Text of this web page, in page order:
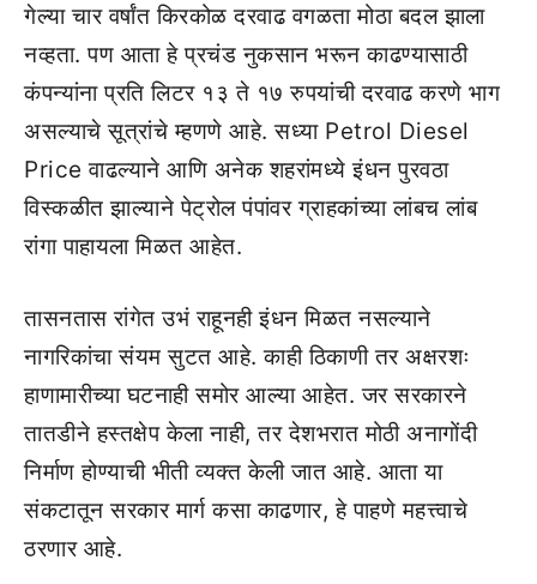
गेल्या चार वर्षांत किरकोळ दरवाढ वगळता मोठा बदल झाला
नव्हता. पण आता हे प्रचंड नुकसान भरून काढण्यासाठी
कंपन्यांना प्रति लिटर १३ ते १७ रुपयांची दरवाढ करणे भाग
असल्याचे सूत्रांचे म्हणणे आहे. सध्या Petrol Diesel
Price वाढल्याने आणि अनेक शहरांमध्ये इंधन पुरवठा
विस्कळीत झाल्याने पेट्रोल पंपांवर ग्राहकांच्या लांबच लांब
रांगा पाहायला मिळत आहेत.
तासनतास रांगेत उभं राहूनही इंधन मिळत नसल्याने
नागरिकांचा संयम सुटत आहे. काही ठिकाणी तर अक्षरशः
हाणामारीच्या घटनाही समोर आल्या आहेत. जर सरकारने
तातडीने हस्तक्षेप केला नाही, तर देशभरात मोठी अनागोंदी
निर्माण होण्याची भीती व्यक्त केली जात आहे. आता या
संकटातून सरकार मार्ग कसा काढणार, हे पाहणे महत्त्वाचे
ठरणार आहे.